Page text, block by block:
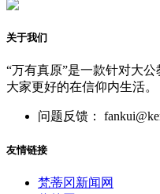
关于我们
“万有真原”是一款针对大
大家更好的在信仰内生活。
问题反馈：
友情链接
梵蒂冈新闻网